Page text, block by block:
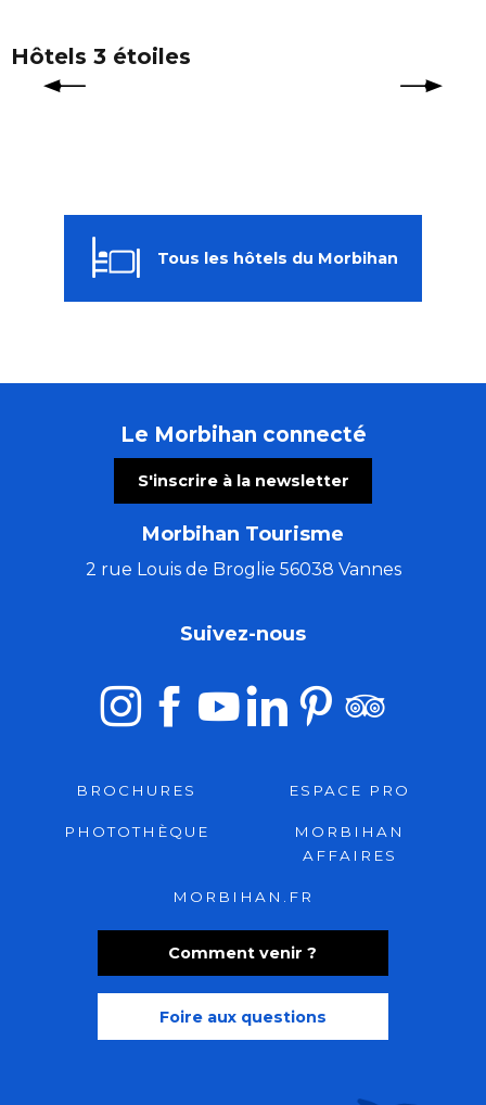
Hôtels 3 étoiles
Tous les hôtels du Morbihan
Le Morbihan connecté
S'inscrire à la newsletter
Morbihan Tourisme
2 rue Louis de Broglie 56038 Vannes
Comment venir ?
Foire aux questions
Suivez-nous
BROCHURES ESPACE PRO
PHOTOTHÈQUE
MORBIHAN
AFFAIRES
MORBIHAN.FR